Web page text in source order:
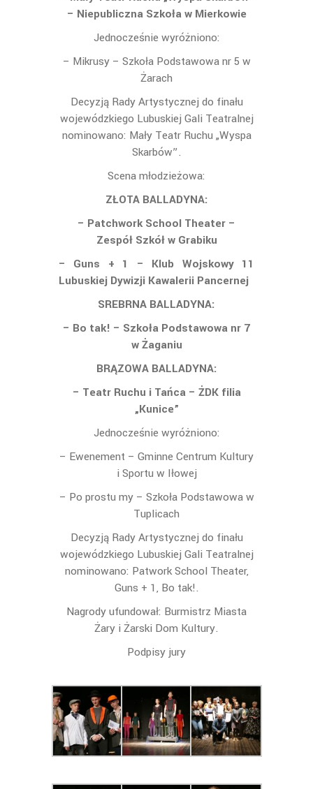
– Niepubliczna Szkoła w Mierkowie
Jednocześnie wyróżniono:
– Mikrusy – Szkoła Podstawowa nr 5 w
Żarach
Decyzją Rady Artystycznej do finału
wojewódzkiego Lubuskiej Gali Teatralnej
nominowano: Mały Teatr Ruchu „Wyspa
Skarbów”.
Scena młodzieżowa:
ZŁOTA BALLADYNA:
– Patchwork School Theater –
Zespół Szkół w Grabiku
– Guns + 1 – Klub Wojskowy 11
Lubuskiej Dywizji Kawalerii Pancernej
SREBRNA BALLADYNA:
– Bo tak! – Szkoła Podstawowa nr 7
w Żaganiu
BRĄZOWA BALLADYNA:
– Teatr Ruchu i Tańca – ŻDK filia
„Kunice”
Jednocześnie wyróżniono:
– Ewenement – Gminne Centrum Kultury
i Sportu w Iłowej
– Po prostu my – Szkoła Podstawowa w
Tuplicach
Decyzją Rady Artystycznej do finału
wojewódzkiego Lubuskiej Gali Teatralnej
nominowano: Patwork School Theater,
Guns + 1, Bo tak!.
Nagrody ufundował: Burmistrz Miasta
Żary i Żarski Dom Kultury.
Podpisy jury